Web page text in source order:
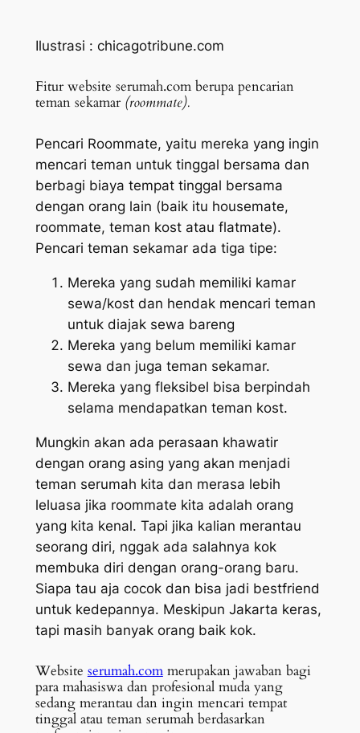
Ilustrasi : chicagotribune.com
Fitur website serumah.com berupa pencarian
teman sekamar (roommate).
Pencari Roommate, yaitu mereka yang ingin
mencari teman untuk tinggal bersama dan
berbagi biaya tempat tinggal bersama
dengan orang lain (baik itu housemate,
roommate, teman kost atau flatmate).
Pencari teman sekamar ada tiga tipe:
Mereka yang sudah memiliki kamar
sewa/kost dan hendak mencari teman
untuk diajak sewa bareng
Mereka yang belum memiliki kamar
sewa dan juga teman sekamar.
Mereka yang fleksibel bisa berpindah
selama mendapatkan teman kost.
Mungkin akan ada perasaan khawatir
dengan orang asing yang akan menjadi
teman serumah kita dan merasa lebih
leluasa jika roommate kita adalah orang
yang kita kenal. Tapi jika kalian merantau
seorang diri, nggak ada salahnya kok
membuka diri dengan orang-orang baru.
Siapa tau aja cocok dan bisa jadi bestfriend
untuk kedepannya. Meskipun Jakarta keras,
tapi masih banyak orang baik kok.
Website serumah.commerupakan jawaban bagi
para mahasiswa dan profesional muda yang
sedang merantau dan ingin mencari tempat
tinggal atau teman serumah berdasarkan